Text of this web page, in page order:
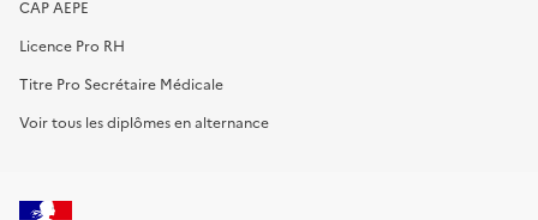
CAP AEPE
Licence Pro RH
Titre Pro Secrétaire Médicale
Voir tous les diplômes en alternance